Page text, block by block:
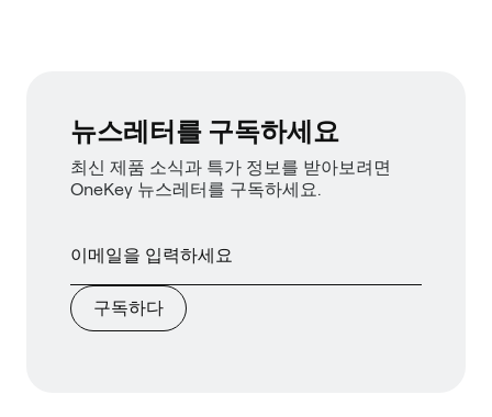
뉴스레터를 구독하세요
최신 제품 소식과 특가 정보를 받아보려면
OneKey 뉴스레터를 구독하세요.
구독하다